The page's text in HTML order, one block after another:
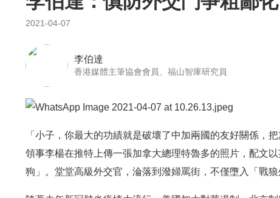
2021-04-07
李伯達
香港媒體主筆協會會員、福山智庫研究員
「小子，你最大的功績就是破壞了中加兩國的友好關係，
領事李楊在推特上傳一張加拿大總理特魯多的照片，配文
狗」。堂堂高級外交官，淪落到潑婦罵街，不僅墮入「戰狼